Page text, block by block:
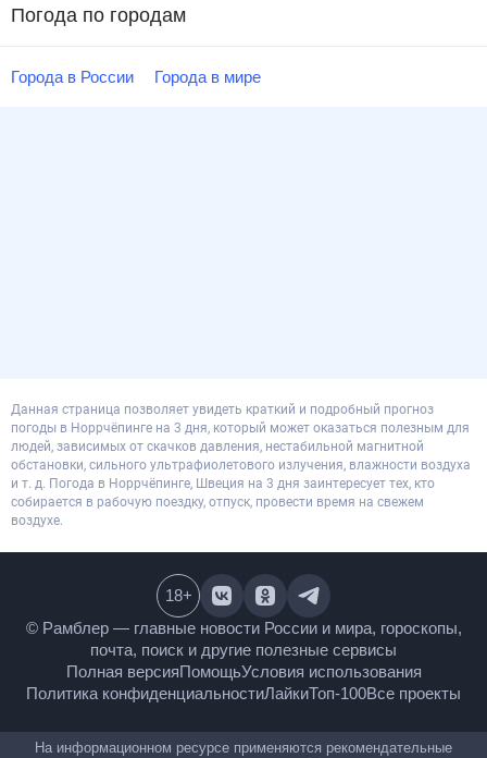
Погода по городам
Города в России Города в мире
Данная страница позволяет увидеть краткий и подробный прогноз
погоды в Норрчёпинге на 3 дня, который может оказаться полезным для
людей, зависимых от скачков давления, нестабильной магнитной
обстановки, сильного ультрафиолетового излучения, влажности воздуха
и т. д. Погода в Норрчёпинге, Швеция на 3 дня заинтересует тех, кто
собирается в рабочую поездку, отпуск, провести время на свежем
воздухе.
© Рамблер — главные новости России и мира,
гороскопы, почта, поиск и другие полезные сервисы
Полная версияПомощьУсловия использования
Политика конфиденциальностиЛайкиТоп-100
18+